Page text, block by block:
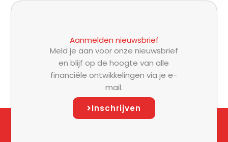
Aanmelden nieuwsbrief
Inschrijven
Meld je aan voor onze nieuwsbrief
en blijf op de hoogte van alle
financiële ontwikkelingen via je e-
mail.